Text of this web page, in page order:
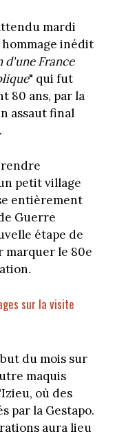
mardi
inédit
France
" qui fut
80 ans, par la
assaut final
petit village
entièrement
Guerre
étape de
marquer le 80e
sur la visite
du mois sur
maquis
où des
par la Gestapo.
aura lieu